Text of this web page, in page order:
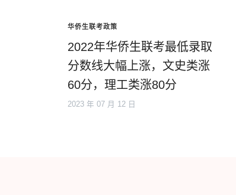
华侨生联考政策
2022年华侨生联考最低录取
分数线大幅上涨，文史类涨
60分，理工类涨80分
2023 年 07 月 12 日